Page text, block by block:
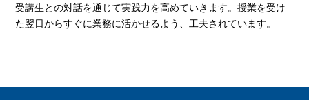
受講生との対話を通じて実践力を高めていきます。授業を受け
た翌日からすぐに業務に活かせるよう、工夫されています。